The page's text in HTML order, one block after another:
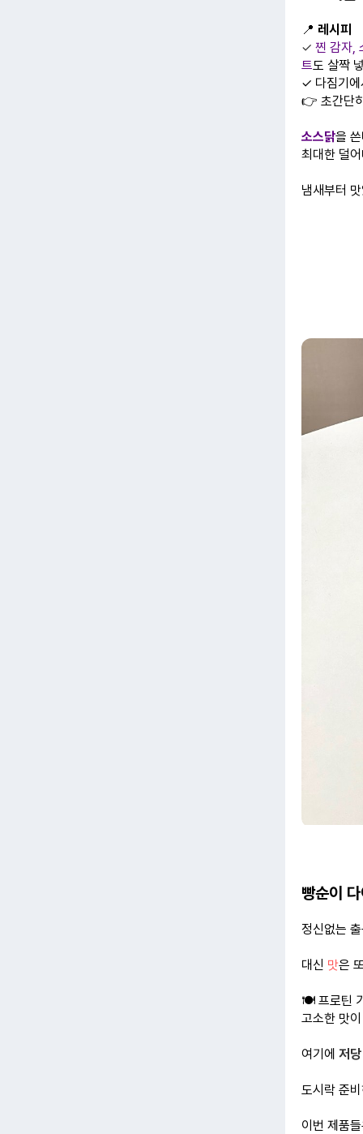
📍 레시피
✓ 찐 감자,
트도 살짝
✓ 다짐기에
👉 초간단
소스닭을
최대한 덜
냄새부터
빵순이
정신없는
대신 맛은
🍽️ 프로틴
고소한 맛
여기에 저
도시락 준
이번 제품